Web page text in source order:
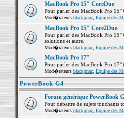
MacBook Pro 15" CoreDuo
Pour parler des MacBook Pro 15"
Mod�rateurs blackjmac, Equipe des
MacBook Pro 15" Core2Duo
Pour parler des MacBook Pro
solutions et autre.
Mod�rateurs blackjmac, Equipe des
MacBook Pro 17"
Pour parler des MacBook Pro 17"
Mod�rateurs blackjmac, Equipe des
PowerBook G4
Forum générique PowerBook
Pour débattre de sujets touchants
Mod�rateurs blackjmac, Equipe des